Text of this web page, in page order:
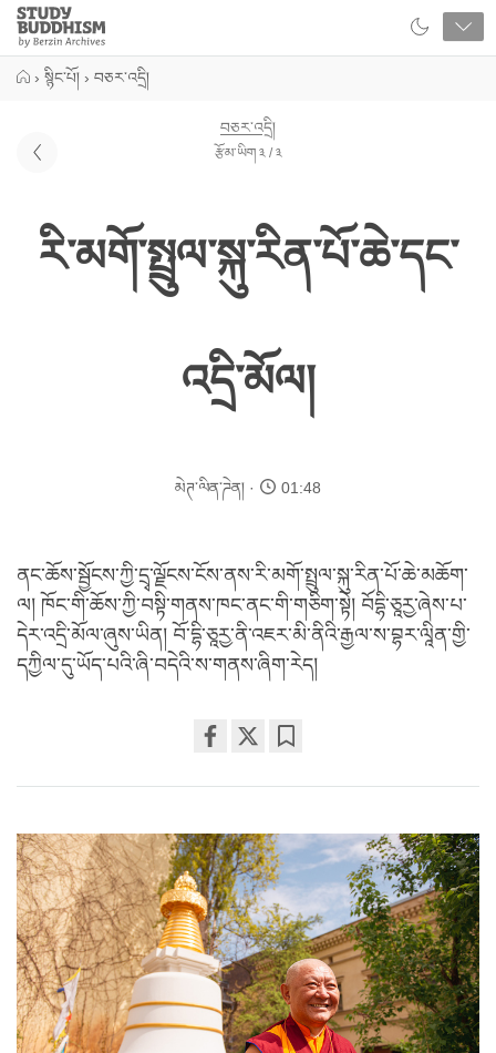
Close
Study
Buddhism
Home
› སྙིང་པོ། › བཅར་འདྲི།
བཅར་འདྲི།
རྩོམ་ཡིག ༣ / ༣
རི་མགོ་སྤྲུལ་སྐུ་རིན་པོ་ཆེ་དང་
འདྲི་མོལ།
མེཊ་ལིན་ཌེན། 01:48
ནང་ཆོས་སྦྱོངས་ཀྱི་དྲྭ་ལྗོངས་ངོས་ནས་རི་མགོ་སྤྲུལ་སྐུ་རིན་པོ་ཆེ་མཆོག་
ལ། ཁོང་གི་ཆོས་ཀྱི་བསྟི་གནས་ཁང་ནང་གི་གཅིག་སྟེ། བོདྷི་ཅཱརྱ་ཞེས་པ་
དེར་འདྲི་མོལ་ཞུས་ཡིན། བོ་དྷི་ཅཱརྱ་ནི་འཇར་མི་ནིའི་རྒྱལ་ས་བྷར་ལཱིན་གྱི་
དཀྱིལ་དུ་ཡོད་པའི་ཞི་བདེའི་ས་གནས་ཞིག་རེད།
on